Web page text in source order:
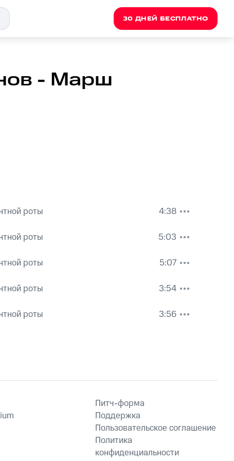
30 ДНЕЙ БЕСПЛАТНО
- Марш
роты
4:38
роты
5:03
роты
5:07
роты
3:54
роты 3:56
Питч-форма
Поддержка
Пользовательское соглашение
Политика
конфиденциальности